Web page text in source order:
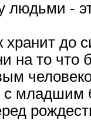
людьми -
до
на то
младшим